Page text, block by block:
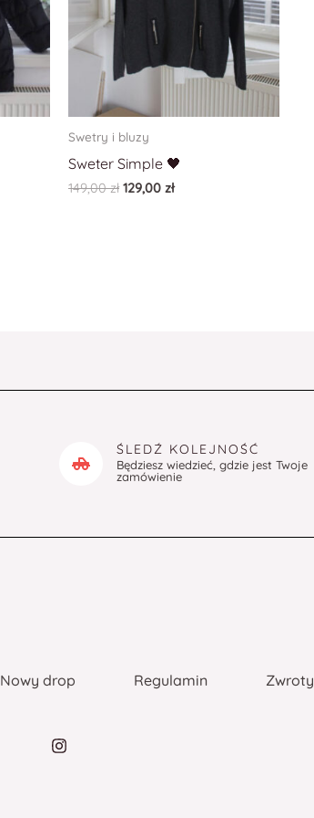
Swetry i bluzy
Sweter Simple 🖤
149,00zł 129,00 zł
ŚLEDŹ KOLEJNOŚĆ
Będziesz wiedzieć, gdzie jest Twoje
zamówienie
Nowy drop Regulamin Zwroty